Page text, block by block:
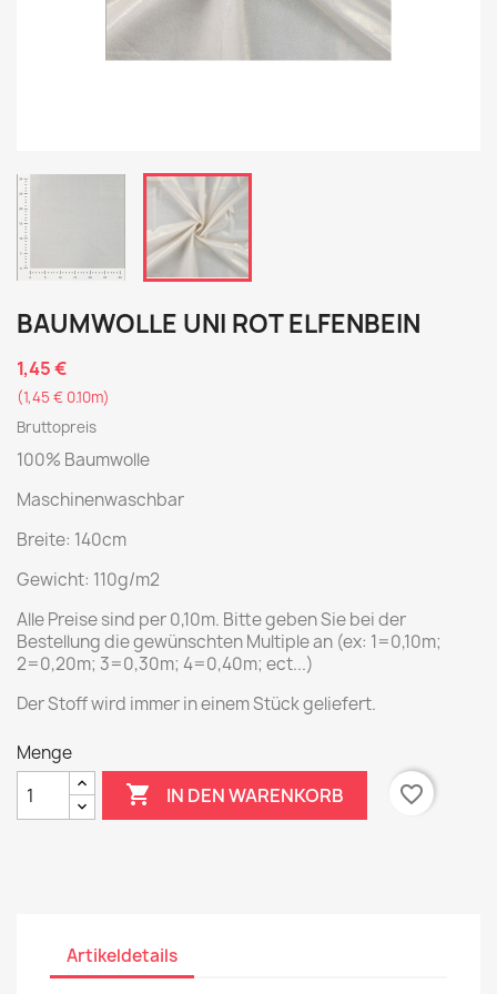
BAUMWOLLE UNI ROT ELFENBEIN
1,45 €
(1,45 € 0.10m)
Bruttopreis
100% Baumwolle
Maschinenwaschbar
Breite: 140cm
Gewicht: 110g/m2
Alle Preise sind per 0,10m. Bitte geben Sie bei der
Bestellung die gewünschten Multiple an (ex: 1=0,10m;
2=0,20m; 3=0,30m; 4=0,40m; ect...)
Der Stoff wird immer in einem Stück geliefert.
Menge
 IN DEN WARENKORB favorite_border
Artikeldetails